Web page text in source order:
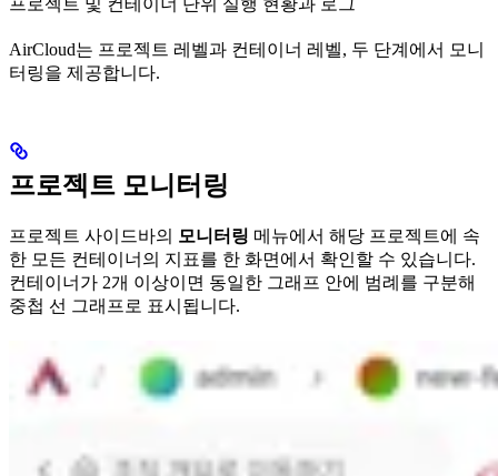
프로젝트 및 컨테이너 단위 실행 현황과 로그
AirCloud는 프로젝트 레벨과 컨테이너 레벨, 두 단계에서 모니
터링을 제공합니다.
프로젝트 모니터링
프로젝트 사이드바의 모니터링 메뉴에서 해당 프로젝트에 속
한 모든 컨테이너의 지표를 한 화면에서 확인할 수 있습니다.
컨테이너가 2개 이상이면 동일한 그래프 안에 범례를 구분해
중첩 선 그래프로 표시됩니다.